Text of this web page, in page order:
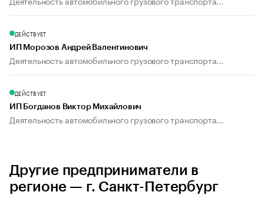
ДЕЙСТВУЕТ
ИП Морозов Андрей Валентинович
Деятельность автомобильного грузового транспорта...
ДЕЙСТВУЕТ
ИП Богданов Виктор Михайлович
Деятельность автомобильного грузового транспорта...
Другие предприниматели в
регионе — г. Санкт-Петербург